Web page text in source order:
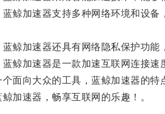
加速器支持多种网络环境和设备
加速器还具有网络隐私保护功能
加速器是一款加速互联网连接速
向大众的工具，蓝鲸加速器的特
速器，畅享互联网的乐趣！。